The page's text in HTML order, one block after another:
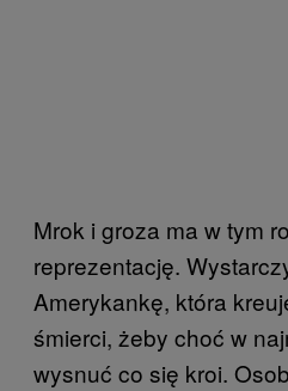
Mrok i groza ma w tym
reprezentację.
Amerykankę, która
śmierci, żeby choć w
wysnuć co się kroi.